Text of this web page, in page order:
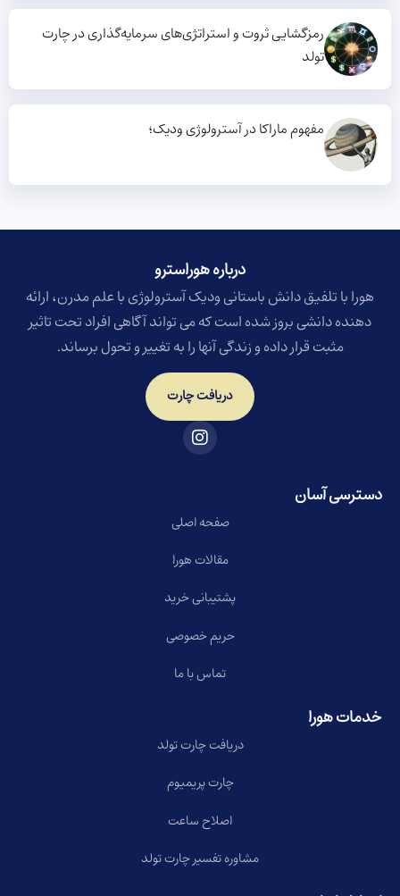
رمزگشایی ثروت و استراتژی‌های سرمایه‌گذاری در چارت
تولد
مفهوم ماراکا در آسترولوژی ودیک؛
درباره هوراسترو​
هورا با تلفیق دانش باستانی ودیک آسترولوژی با علم مدرن، ارائه
دهنده دانشی بروز شده است که می تواند آگاهی افراد تحت تاثیر
مثبت قرار داده و زندگی آنها را به تغییر و تحول برساند.
دریافت چارت
دسترسی آسان
صفحه اصلی
مقالات هورا
پشتیبانی خرید
حریم خصوصی
تماس با ما
خدمات هورا
دریافت چارت تولد
چارت پریمیوم
اصلاح ساعت
مشاوره تفسیر چارت تولد